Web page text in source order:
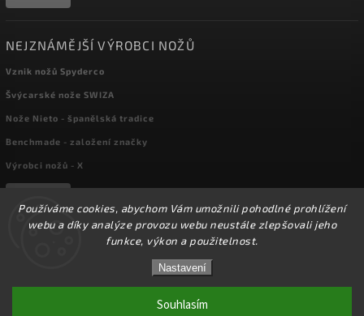
Používáme cookies, abychom Vám umožnili pohodlné prohlížení
webu a díky analýze provozu webu neustále zlepšovali jeho
funkce, výkon a použitelnost.
Nastavení
Souhlasím
☀️Ve dnech 3-14.8 2026 máme zavřeno z důvodu
DOVOLENÉ. Eshop zůstává v provozu, objednávky
budeme zpracovávat v pondělí 17.8.2026. Děkujeme za
pochopení.☀️
NEJZNÁMĚJŠÍ VÝROBCI NOŽŮ
Vznik nožů Spyderco
Švýcarské nože SWIZA
Nože Nieto - španělská tradice
Benchmade - založení značky
Výrobci nožů - X
kapesni-noze.cz
Upravit nastavení cookies